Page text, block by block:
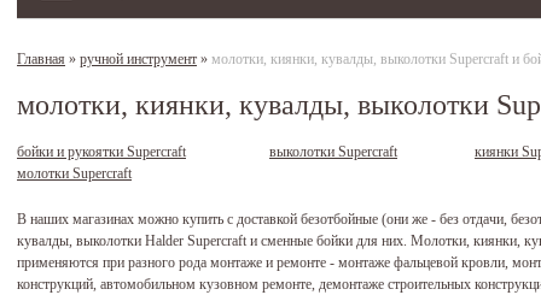
Главная » ручной инструмент » молотки, киянки, кувалды, выколотки Supercraft и
молотки, киянки, кувалды, выколотки
бойки и рукоятки Supercraft выколотки Supercraft
киянки
молотки Supercraft
В наших магазинах можно купить с доставкой безотбойные (они же - без отдачи,
кувалды, выколотки Halder Supercraft и сменные бойки для них. Молотки, киянки,
применяются при разного рода монтаже и ремонте - монтаже фальцевой кровли,
конструкций, автомобильном кузовном ремонте, демонтаже строительных